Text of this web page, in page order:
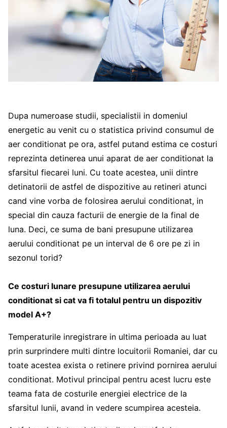
Dupa numeroase studii, specialistii in domeniul
energetic au venit cu o statistica privind consumul de
aer conditionat pe ora, astfel putand estima ce costuri
reprezinta detinerea unui aparat de aer conditionat la
sfarsitul fiecarei luni. Cu toate acestea, unii dintre
detinatorii de astfel de dispozitive au retineri atunci
cand vine vorba de folosirea aerului conditionat, in
special din cauza facturii de energie de la final de
luna. Deci, ce suma de bani presupune utilizarea
aerului conditionat pe un interval de 6 ore pe zi in
sezonul torid?
Ce costuri lunare presupune utilizarea aerului
conditionat si cat va fi totalul pentru un dispozitiv
model A+?
Temperaturile inregistrare in ultima perioada au luat
prin surprindere multi dintre locuitorii Romaniei, dar cu
toate acestea exista o retinere privind pornirea aerului
conditionat. Motivul principal pentru acest lucru este
teama fata de costurile energiei electrice de la
sfarsitul lunii, avand in vedere scumpirea acesteia.